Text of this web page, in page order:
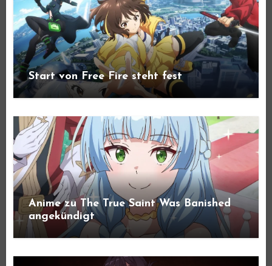
Start von Free Fire steht fest
Anime zu The True Saint Was Banished
angekündigt